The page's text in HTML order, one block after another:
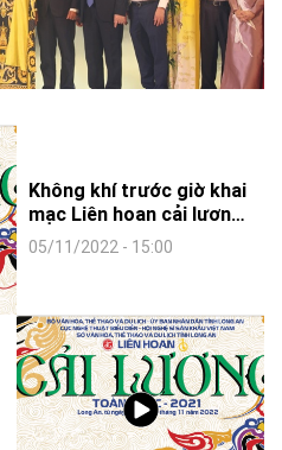
Không khí trước giờ khai
mạc Liên hoan cải lương
toàn quốc
05/11/2022 - 15:00